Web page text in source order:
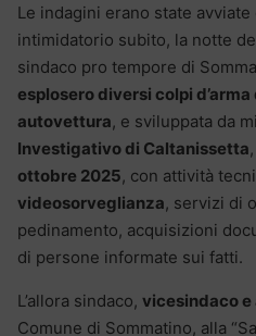
Le indagini erano state avviate
intimidatorio subito, la notte
sindaco pro tempore di
esplosero diversi colpi
autovettura, e sviluppata da
Investigativo di Caltanissetta
ottobre 2025, con attività
videosorveglianza, servizi di
pedinamento, acquisizioni
di persone informate sui fatti.
L’allora sindaco, vicesindaco e
Comune di Sommatino, alla